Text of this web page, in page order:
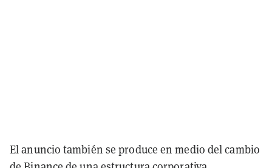
El anuncio también se produce en medio del cambio